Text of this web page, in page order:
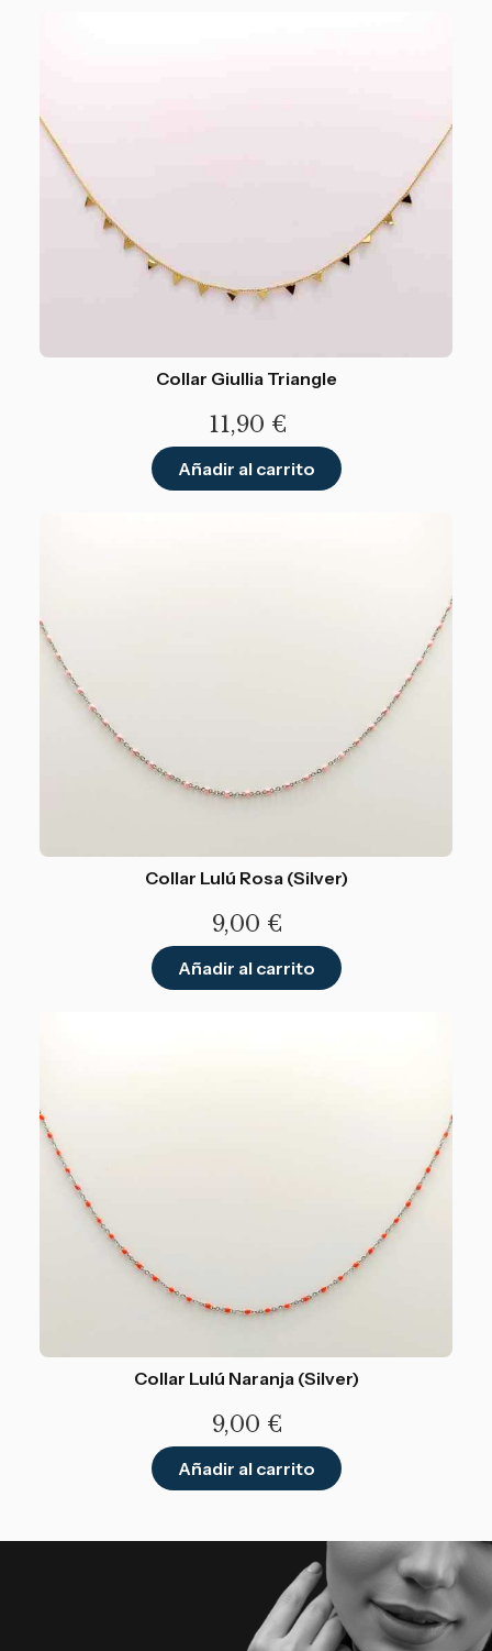
Collar Giullia Triangle
11,90 €
Añadir al carrito
Collar Lulú Rosa (Silver)
9,00 €
Añadir al carrito
Collar Lulú Naranja (Silver)
9,00 €
Añadir al carrito